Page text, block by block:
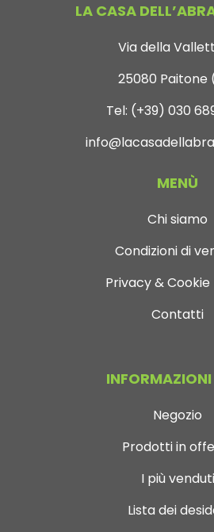
LA CASA
Via della
25080 Paitone
Tel: (+39) 030
MENÙ
Chi siamo
Condizioni di
Privacy & Cookie
Contatti
Negozio
Prodotti in
I più venduti
Lista dei